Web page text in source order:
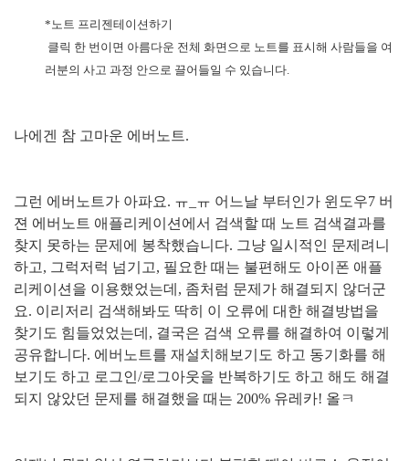
*노트 프리젠테이션하기
클릭 한 번이면 아름다운 전체 화면으로 노트를 표시해 사람들을 여
러분의 사고 과정 안으로 끌어들일 수 있습니다.
나에겐 참 고마운 에버노트.
그런 에버노트가 아파요. ㅠ_ㅠ 어느날 부터인가 윈도우7 버
젼 에버노트 애플리케이션에서 검색할 때 노트 검색결과를
찾지 못하는 문제에 봉착했습니다. 그냥 일시적인 문제려니
하고, 그럭저럭 넘기고, 필요한 때는 불편해도 아이폰 애플
리케이션을 이용했었는데, 좀처럼 문제가 해결되지 않더군
요. 이리저리 검색해봐도 딱히 이 오류에 대한 해결방법을
찾기도 힘들었었는데, 결국은 검색 오류를 해결하여 이렇게
공유합니다. 에버노트를 재설치해보기도 하고 동기화를 해
보기도 하고 로그인/로그아웃을 반복하기도 하고 해도 해결
되지 않았던 문제를 해결했을 때는 200% 유레카! 올ㅋ